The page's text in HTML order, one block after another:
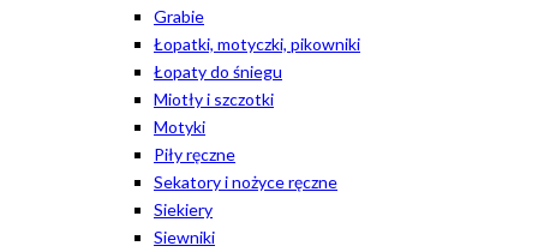
Grabie
Łopatki, motyczki, pikowniki
Łopaty do śniegu
Miotły i szczotki
Motyki
Piły ręczne
Sekatory i nożyce ręczne
Siekiery
Siewniki